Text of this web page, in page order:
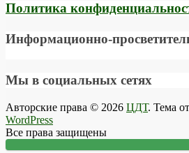
Политика
Информационно-
Мы в социальных сетях
Авторские права © 2026 ЦДТ. Тема от
WordPress
Все права защищены